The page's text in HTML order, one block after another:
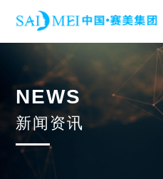
业务范围
核心业务 合作模式 合作流程
NEWS
新闻资讯